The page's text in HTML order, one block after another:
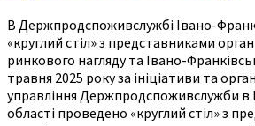
В Держпродспоживслужбі Івано-
«круглий стіл» з представниками
ринкового нагляду та Івано-
травня 2025 року за ініціативи та
управління Держпродспоживслужби в
області проведено «круглий стіл» з